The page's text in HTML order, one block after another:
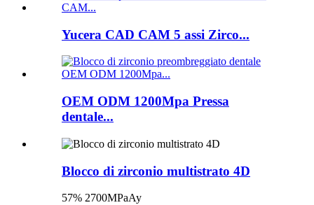
Yucera CAD CAM 5 assi Zirco...
OEM ODM 1200Mpa Pressa
dentale...
Blocco di zirconio multistrato 4D
57% 2700MPaAy